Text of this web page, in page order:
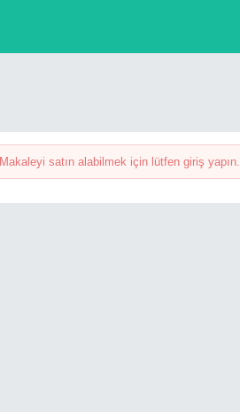
Makaleyi satın alabilmek için lütfen giriş yapın.